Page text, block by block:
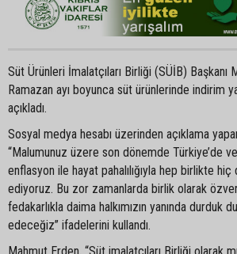
Süt Ürünleri İmalatçıları Birliği (SÜİB) Başkanı
Ramazan ayı boyunca süt ürünlerinde indirim
açıkladı.
Sosyal medya hesabı üzerinden açıklama
“Malumunuz üzere son dönemde Türkiye’de
enflasyon ile hayat pahalılığıyla hep birlikte
ediyoruz. Bu zor zamanlarda birlik olarak
fedakarlıkla daima halkımızın yanında durduk
edeceğiz” ifadelerini kullandı.
Mahmut Erden, “Süt imalatçıları Birliği olarak